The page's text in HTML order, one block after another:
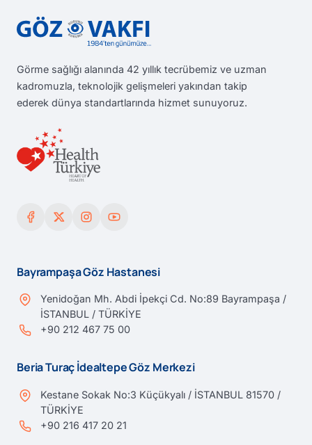
Görme sağlığı alanında 42 yıllık tecrübemiz ve uzman
kadromuzla, teknolojik gelişmeleri yakından takip
ederek dünya standartlarında hizmet sunuyoruz.
Bayrampaşa Göz Hastanesi
Yenidoğan Mh. Abdi İpekçi Cd. No:89 Bayrampaşa /
İSTANBUL / TÜRKİYE
+90 212 467 75 00
Beria Turaç İdealtepe Göz Merkezi
Kestane Sokak No:3 Küçükyalı / İSTANBUL 81570 /
TÜRKİYE
+90 216 417 20 21